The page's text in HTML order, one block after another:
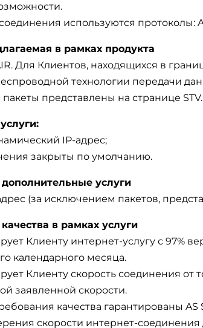
используются протоколы:
в рамках продукта
Для Клиентов, находящихся в
технологии передачи
представлены на странице STV.
IP-адрес;
закрыты по умолчанию.
услуги
(за исключением пакетов,
в рамках услуги
Клиенту интернет-услугу с 97%
календарного месяца.
Клиенту скорость соединения
заявленной скорости.
качества гарантированы
скорости интернет-соединения